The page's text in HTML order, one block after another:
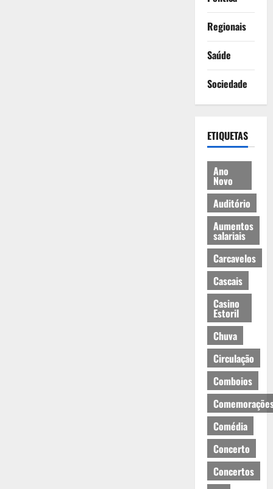
Regionais
Saúde
Sociedade
ETIQUETAS
Ano
Novo
Auditório
Aumentos
salariais
Carcavelos
Cascais
Casino
Estoril
Chuva
Circulação
Comboios
Comédia
Concerto
Concertos